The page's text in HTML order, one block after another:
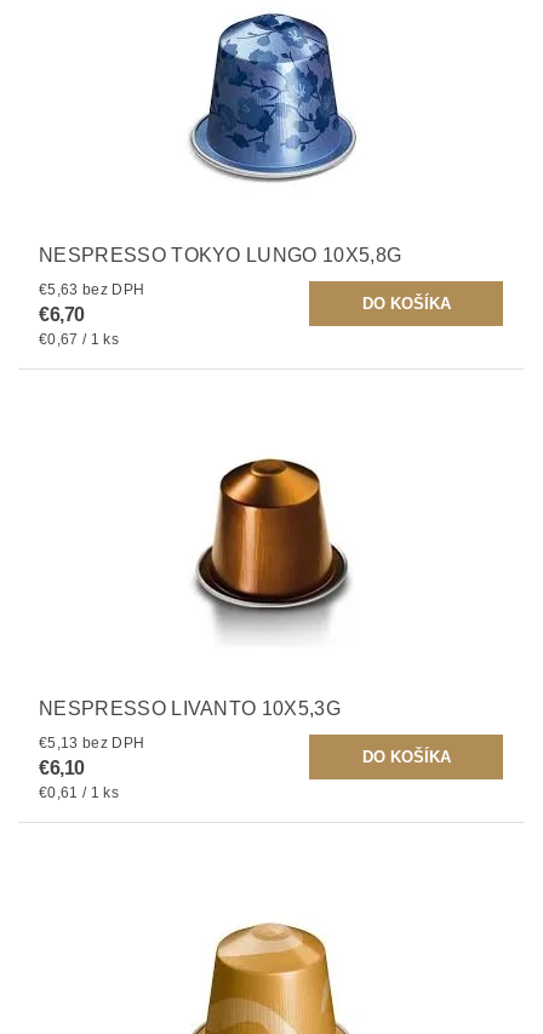
NESPRESSO TOKYO LUNGO 10X5,8G
€5,63 bez DPH
€6,70
€0,67 / 1 ks
NESPRESSO LIVANTO 10X5,3G
€5,13 bez DPH
€6,10
€0,61 / 1 ks